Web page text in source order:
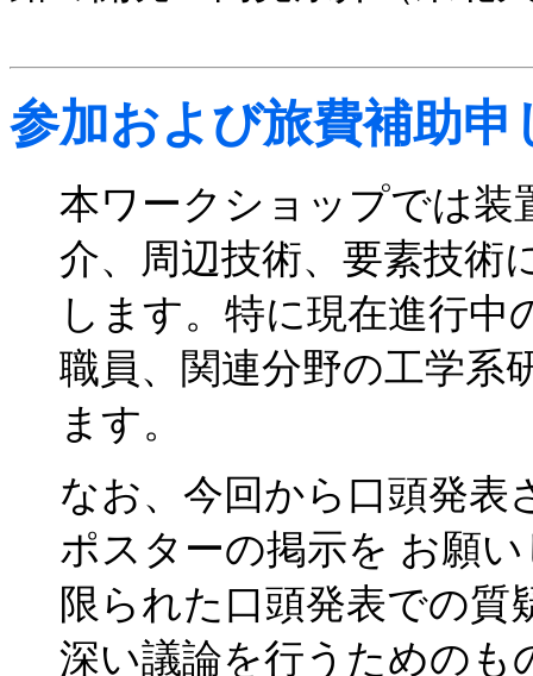
参加および旅費補助申
本ワークショップでは装
介、周辺技術、要素技術
します。特に現在進行中
職員、関連分野の工学系
ます。
なお、今回から口頭発
ポスターの掲示を お願
限られた口頭発表での
深い議論を行うための